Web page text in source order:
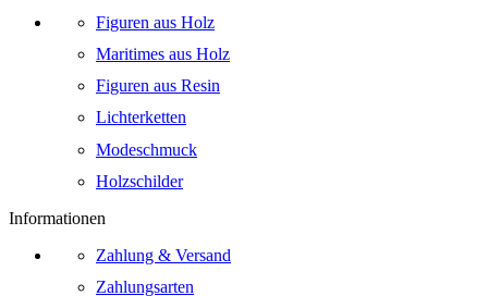
Figuren aus Holz
Maritimes aus Holz
Figuren aus Resin
Lichterketten
Modeschmuck
Holzschilder
Informationen
Zahlung & Versand
Zahlungsarten